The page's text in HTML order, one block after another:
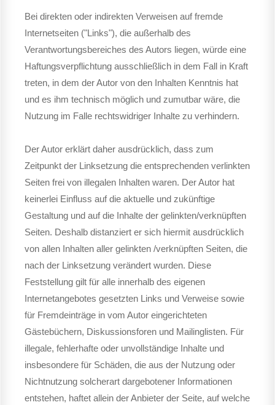
Bei direkten oder indirekten Verweisen auf fremde
Internetseiten ("Links"), die außerhalb des
Verantwortungsbereiches des Autors liegen, würde eine
Haftungsverpflichtung ausschließlich in dem Fall in Kraft
treten, in dem der Autor von den Inhalten Kenntnis hat
und es ihm technisch möglich und zumutbar wäre, die
Nutzung im Falle rechtswidriger Inhalte zu verhindern.
Der Autor erklärt daher ausdrücklich, dass zum
Zeitpunkt der Linksetzung die entsprechenden verlinkten
Seiten frei von illegalen Inhalten waren. Der Autor hat
keinerlei Einfluss auf die aktuelle und zukünftige
Gestaltung und auf die Inhalte der gelinkten/verknüpften
Seiten. Deshalb distanziert er sich hiermit ausdrücklich
von allen Inhalten aller gelinkten /verknüpften Seiten, die
nach der Linksetzung verändert wurden. Diese
Feststellung gilt für alle innerhalb des eigenen
Internetangebotes gesetzten Links und Verweise sowie
für Fremdeinträge in vom Autor eingerichteten
Gästebüchern, Diskussionsforen und Mailinglisten. Für
illegale, fehlerhafte oder unvollständige Inhalte und
insbesondere für Schäden, die aus der Nutzung oder
Nichtnutzung solcherart dargebotener Informationen
entstehen, haftet allein der Anbieter der Seite, auf welche